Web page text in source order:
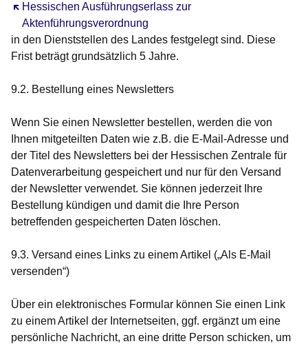
Hessischen Ausführungserlass zur
Aktenführungsverordnung
Öffnet sich in einem neuen Fenster
in den Dienststellen des Landes festgelegt sind. Diese
Frist beträgt grundsätzlich 5 Jahre.
9.2. Bestellung eines Newsletters
Wenn Sie einen Newsletter bestellen, werden die von
Ihnen mitgeteilten Daten wie z.B. die E-Mail-Adresse und
der Titel des Newsletters bei der Hessischen Zentrale für
Datenverarbeitung gespeichert und nur für den Versand
der Newsletter verwendet. Sie können jederzeit Ihre
Bestellung kündigen und damit die Ihre Person
betreffenden gespeicherten Daten löschen.
9.3. Versand eines Links zu einem Artikel („Als E-Mail
versenden“)
Über ein elektronisches Formular können Sie einen Link
zu einem Artikel der Internetseiten, ggf. ergänzt um eine
persönliche Nachricht, an eine dritte Person schicken, um